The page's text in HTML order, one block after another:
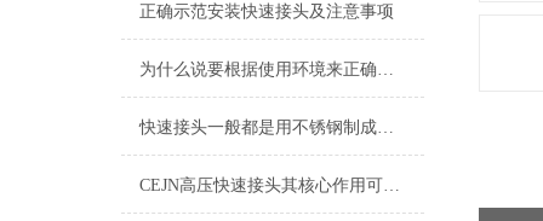
正确示范安装快速接头及注意事项
为什么说要根据使用环境来正确的选择快速接头呢？
快速接头一般都是用不锈钢制成，那么该如何清洗维护呢？
CEJN高压快速接头其核心作用可归纳为以下方面